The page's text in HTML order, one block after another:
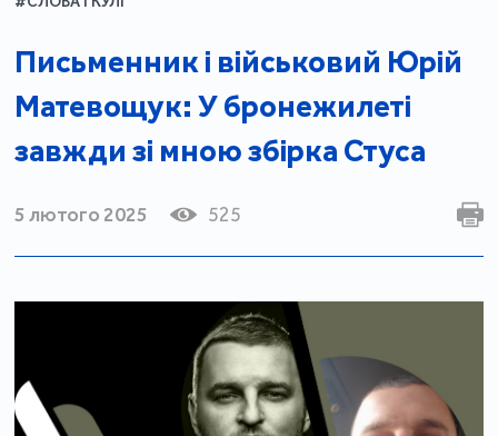
Письменник і військовий Юрій
Матевощук: У бронежилеті
завжди зі мною збірка Стуса
5 лютого 2025 525